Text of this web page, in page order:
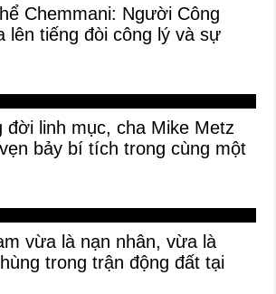
Chemmani: Người Công
lên tiếng đòi công lý và sự
đời linh mục, cha Mike Metz
bảy bí tích trong cùng một
vừa là nạn nhân, vừa là
trong trận động đất tại